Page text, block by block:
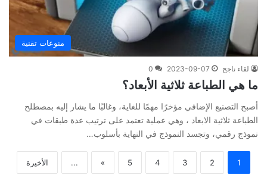
منوعات تقنية
لقاء ناجح 2023-09-07
0
ما هي الطباعة ثلاثية الأبعاد؟
أصبح التصنيع الإضافي مؤخرًا مهمًا للغاية، وغالبًا ما يشار إليه بمصطلح
الطباعة ثلاثية الابعاد ، وهي عملية تعتمد على ترتيب عدة طبقات في
نموذج رقمي، وتجسد النموذج في النهاية بأسلوب…
1
2
3
4
5
»
... الأخيرة